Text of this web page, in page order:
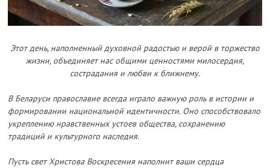
Этот день, наполненный духовной радостью и верой в торжество
жизни, объединяет нас общими ценностями милосердия,
сострадания и любви к ближнему.
В Беларуси православие всегда играло важную роль в истории и
формировании национальной идентичности. Оно способствовало
укреплению нравственных устоев общества, сохранению
традиций и культурного наследия.
Пусть свет Христова Воскресения наполнит ваши сердца